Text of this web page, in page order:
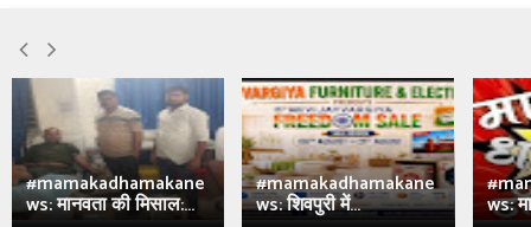
#mamakadhamakane
ws: मानवता की मिसाल:...
#mamakadhamakane
ws: शिवपुरी में... ws: